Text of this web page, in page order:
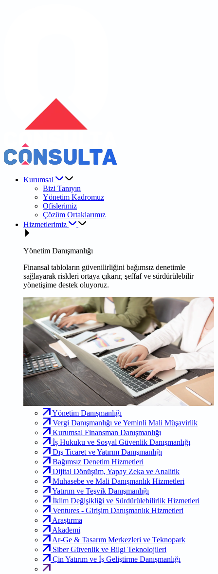
Kurumsal
Bizi Tanıyın
Yönetim Kadromuz
Ofislerimiz
Çözüm Ortaklarımız
Hizmetlerimiz
Yönetim Danışmanlığı
Finansal tabloların güvenilirliğini bağımsız denetimle
sağlayarak riskleri ortaya çıkarır, şeffaf ve sürdürülebilir
yönetişime destek oluyoruz.
Yönetim Danışmanlığı
Vergi Danışmanlığı ve Yeminli Mali Müşavirlik
Kurumsal Finansman Danışmanlığı
İş Hukuku ve Sosyal Güvenlik Danışmanlığı
Dış Ticaret ve Yatırım Danışmanlığı
Bağımsız Denetim Hizmetleri
Dijital Dönüşüm, Yapay Zeka ve Analitik
Muhasebe ve Mali Danışmanlık Hizmetleri
Yatırım ve Teşvik Danışmanlığı
İklim Değişikliği ve Sürdürülebilirlik Hizmetleri
Ventures - Girişim Danışmanlık Hizmetleri
Araştırma
Akademi
Ar-Ge & Tasarım Merkezleri ve Teknopark
Siber Güvenlik ve Bilgi Teknolojileri
Çin Yatırım ve İş Geliştirme Danışmanlığı